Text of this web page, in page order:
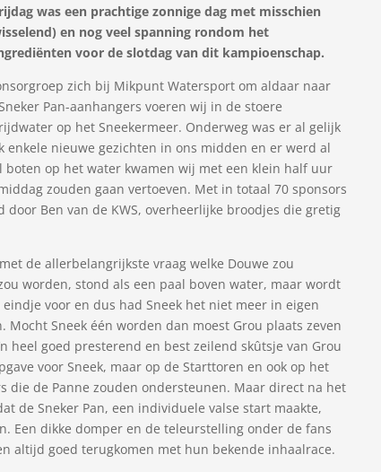
was een prachtige zonnige dag met misschien
en nog veel spanning rondom het
voor de slotdag van dit kampioenschap.
zich bij Mikpunt Watersport om aldaar naar
Pan-aanhangers voeren wij in de stoere
op het Sneekermeer. Onderweg was er al gelijk
enkele nieuwe gezichten in ons midden en er werd al
op het water kwamen wij met een klein half uur
zouden gaan vertoeven. Met in totaal 70 sponsors
Ben van de KWS, overheerlijke broodjes die gretig
de allerbelangrijkste vraag welke Douwe zou
worden, stond als een paal boven water, maar wordt
voor en dus had Sneek het niet meer in eigen
Sneek één worden dan moest Grou plaats zeven
heel goed presterend en best zeilend skûtsje van Grou
voor Sneek, maar op de Starttoren en ook op het
die de Panne zouden ondersteunen. Maar direct na het
de Sneker Pan, een individuele valse start maakte,
Een dikke domper en de teleurstelling onder de fans
altijd goed terugkomen met hun bekende inhaalrace.